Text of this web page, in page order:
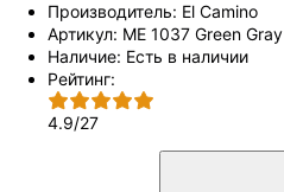
Производитель: El Camino
Артикул: ME 1037 Green Gray
Наличие: Есть в наличии
Рейтинг:
4.9/27